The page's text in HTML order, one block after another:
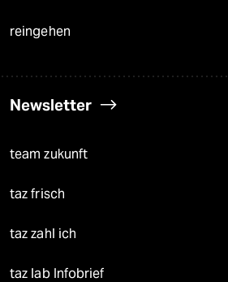
reingehen
Newsletter
team zukunft
taz frisch
taz zahl ich
taz lab Infobrief